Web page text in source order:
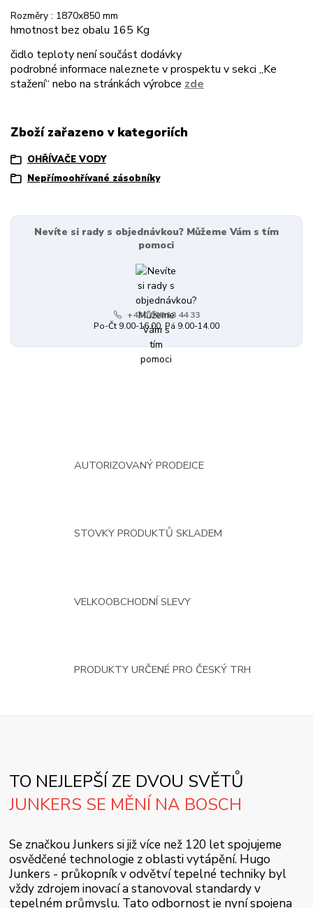
Rozměry : 1870x850 mm
hmotnost bez obalu 165 Kg
čidlo teploty není součást dodávky
podrobné informace naleznete v prospektu v sekci „Ke
stažení“ nebo na stránkách výrobce zde
Zboží zařazeno v kategoriích
OHŘÍVAČE VODY
Nepřímoohřívané zásobníky
Nevíte si rady s objednávkou? Můžeme Vám s tím
pomoci
+420 608 13 44 33
Po-Čt 9.00-16.00, Pá 9.00-14.00
AUTORIZOVANÝ PRODEJCE
STOVKY PRODUKTŮ SKLADEM
VELKOOBCHODNÍ SLEVY
PRODUKTY URČENÉ PRO ČESKÝ TRH
TO NEJLEPŠÍ ZE DVOU SVĚTŮ
JUNKERS SE MĚNÍ NA BOSCH
Se značkou Junkers si již více než 120 let spojujeme
osvědčené technologie z oblasti vytápění. Hugo
Junkers - průkopník v odvětví tepelné techniky byl
vždy zdrojem inovací a stanovoval standardy v
tepelném průmyslu. Tato odbornost je nyní spojena